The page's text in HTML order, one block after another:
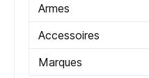
Armes
Accessoires
Marques